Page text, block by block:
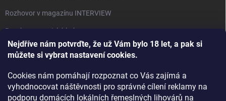
Nejdříve nám potvrďte, že už Vám bylo 18 let, a pak si
můžete si vybrat nastavení cookies.
Cookies nám pomáhají rozpoznat co Vás zajímá a
vyhodnocovat náštěvnosti pro správné cílení reklamy na
podporu domácích lokálních řemeslných lihovárů na
Rozhovor v magazínu INTERVIEW
Bourbon, americká krása.
Napsali v TÝDNU o naší práci
Rozhovor s DESTILERKA.CZ v magazínu DRINKING-CAT